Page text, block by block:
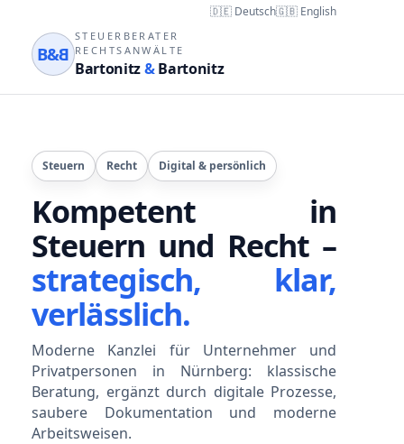
🇩🇪 Deutsch🇬🇧 English
B&B
STEUERBERATER
RECHTSANWÄLTE
Bartonitz&Bartonitz
Steuern Recht Digital & persönlich
Kompetent in
Steuern und Recht –
strategisch, klar,
verlässlich.
Moderne Kanzlei für Unternehmer und
Privatpersonen in Nürnberg: klassische
Beratung, ergänzt durch digitale Prozesse,
saubere Dokumentation und moderne
Arbeitsweisen.